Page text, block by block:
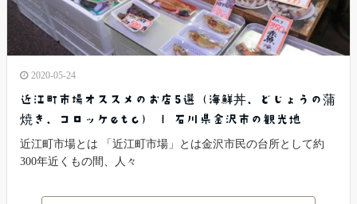
2020-05-24
近江町市場オススメのお店5選（海鮮丼、どじょうの蒲
焼き、コロッケetc） | 石川県金沢市の観光地
近江町市場とは 「近江町市場」とは金沢市民の台所として約
300年近くもの間、人々